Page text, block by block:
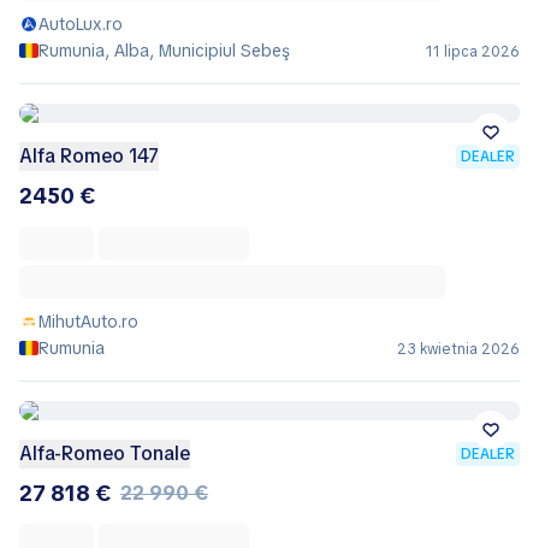
AutoLux.ro
Rumunia, Alba, Municipiul Sebeş
11 lipca 2026
Alfa Romeo 147 DEALER
2450 €
MihutAuto.ro
Rumunia
23 kwietnia 2026
Alfa-Romeo Tonale DEALER
27 818 € 22 990 €